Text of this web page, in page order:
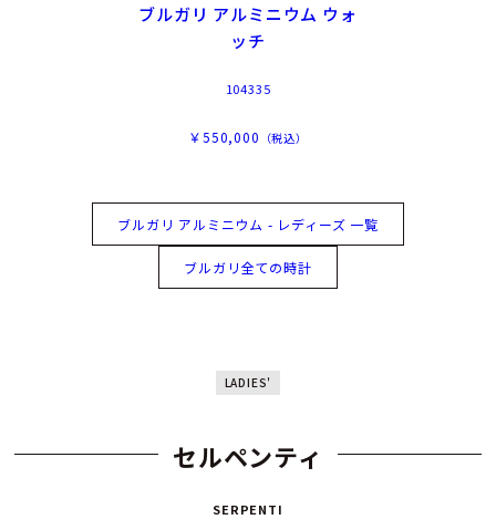
ブルガリ アルミニウム ウォ
ッチ
104335
￥550,000 （税込）
ブルガリ アルミニウム - レディーズ 一覧
ブルガリ全ての時計
LADIES'
セルペンティ
SERPENTI